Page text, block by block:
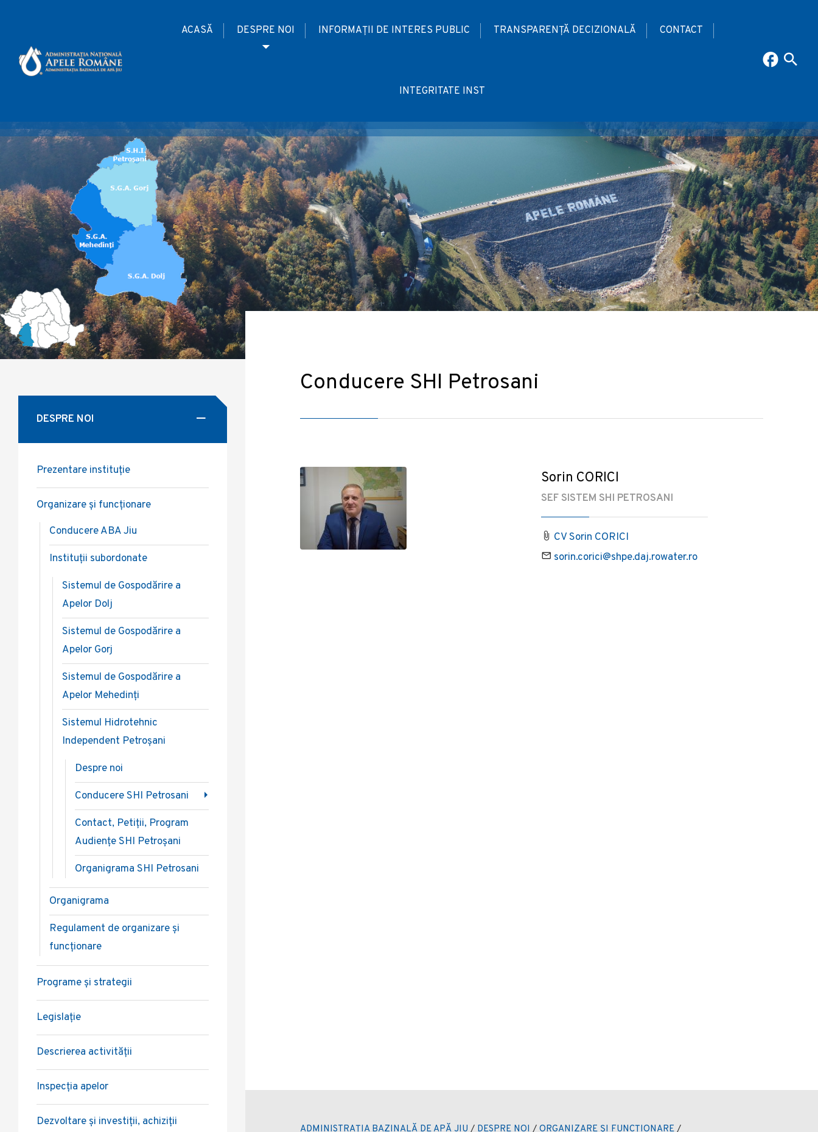
ACASĂ DESPRE NOI INFORMAȚII DE INTERES PUBLIC TRANSPARENȚĂ DECIZIONALĂ CONTACT
INTEGRITATE INST
Conducere SHI Petrosani
Sorin CORICI
SEF SISTEM SHI PETROSANI
CV Sorin CORICI
sorin.corici@shpe.daj.rowater.ro
ADMINISTRAȚIA BAZINALĂ DE APĂ JIU / DESPRE NOI /ORGANIZARE ȘI FUNCȚIONARE /
DESPRE NOI
Prezentare instituție
Organizare și funcționare
Conducere ABA Jiu
Instituții subordonate
Sistemul de Gospodărire a
Apelor Dolj
Sistemul de Gospodărire a
Apelor Gorj
Sistemul de Gospodărire a
Apelor Mehedinți
Sistemul Hidrotehnic
Independent Petroșani
Despre noi
Conducere SHI Petrosani
Contact, Petiții, Program
Audiențe SHI Petroșani
Organigrama SHI Petrosani
Organigrama
Regulament de organizare și
funcționare
Programe și strategii
Legislație
Descrierea activității
Inspecția apelor
Dezvoltare și investiții, achiziții